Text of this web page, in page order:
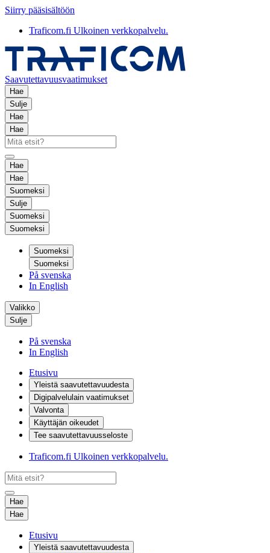
Siirry pääsisältöön
Traficom.fi Ulkoinen verkkopalvelu.
Saavutettavuusvaatimukset
Hae
Sulje
Hae
Hae
Hae
Hae
Suomeksi
Sulje
Suomeksi
Suomeksi
Suomeksi
Suomeksi
På svenska
In English
Valikko
Sulje
På svenska
In English
Etusivu
Yleistä saavutettavuudesta
Digipalvelulain vaatimukset
Valvonta
Käyttäjän oikeudet
Tee saavutettavuusseloste
Traficom.fi Ulkoinen verkkopalvelu.
Hae
Hae
Etusivu
Yleistä saavutettavuudesta